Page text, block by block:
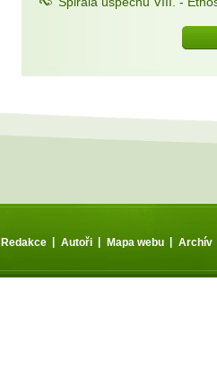
Redakce | Autoři | Mapa webu | Archív